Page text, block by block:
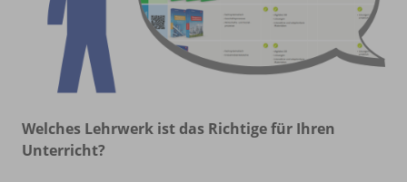
Welches Lehrwerk ist das Richtige für Ihren
Unterricht?